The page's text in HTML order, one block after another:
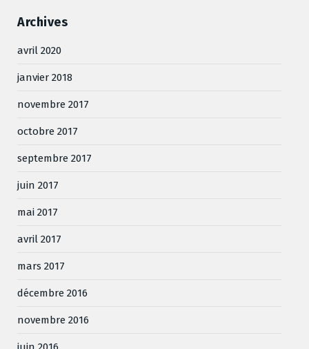
Archives
avril 2020
janvier 2018
novembre 2017
octobre 2017
septembre 2017
juin 2017
mai 2017
avril 2017
mars 2017
décembre 2016
novembre 2016